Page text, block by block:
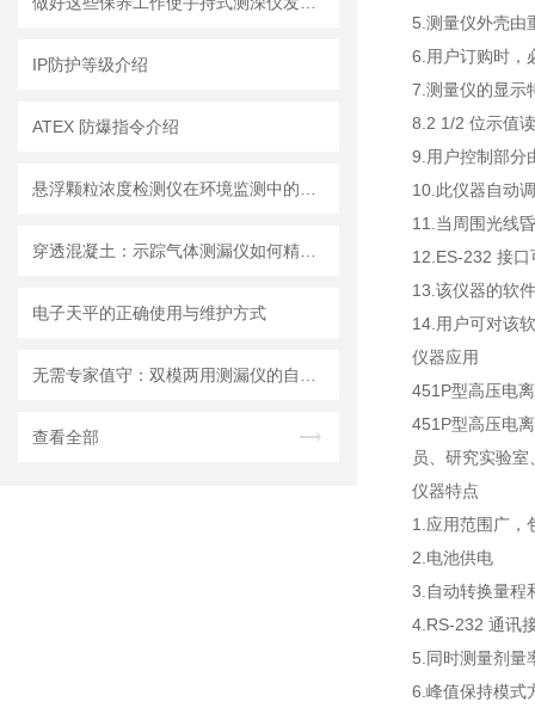
IP防护等级介绍
ATEX 防爆指令介绍
电子天平的正确使用与维护方式
查看全部
5.测量仪外壳由
6.用户订购时，
7.测量仪的显示
8.2 1/2 位示值
9.用户控制部分
10.此仪器自动
11.当周围光线
12.ES-232 接
13.该仪器的软
14.用户可对该
仪器应用
451P型高压电
451P型高压电
员、研究实验
仪器特点
1.应用范围广，
2.电池供电
3.自动转换量程
4.RS-232 通讯
5.同时测量剂量
6.峰值保持模式